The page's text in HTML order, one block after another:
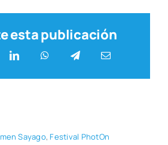
esta publicación
Saya­go, Fes­ti­val Pho­tOn